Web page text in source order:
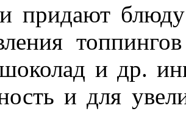
придают
и др.
и для